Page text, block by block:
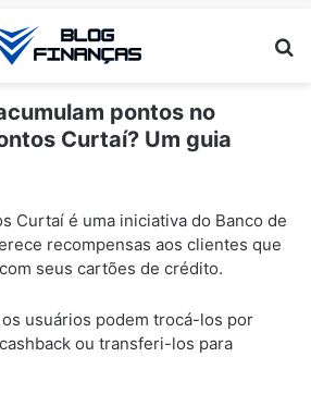
pontos no
Curtaí? Um guia
Curtaí é uma iniciativa do Banco de
recompensas aos clientes que
seus cartões de crédito.
usuários podem trocá-los por
ou transferi-los para